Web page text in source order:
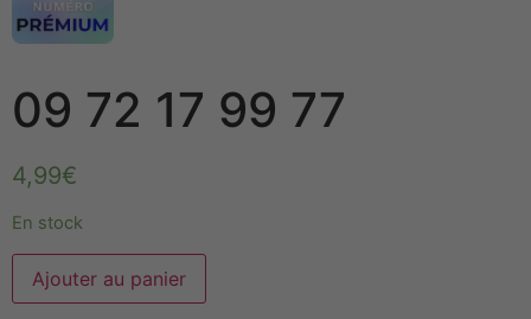
09 72 17 99 77
4,99€
En stock
Ajouter au panier